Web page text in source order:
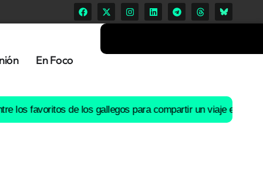
En Foco
de los gallegos para compartir un viaje en cocheEl río